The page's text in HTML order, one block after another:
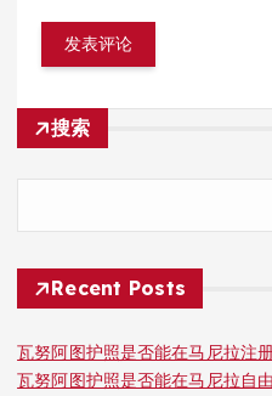
搜索
Recent Posts
瓦努阿图护照是否能在马尼拉注
瓦努阿图护照是否能在马尼拉自